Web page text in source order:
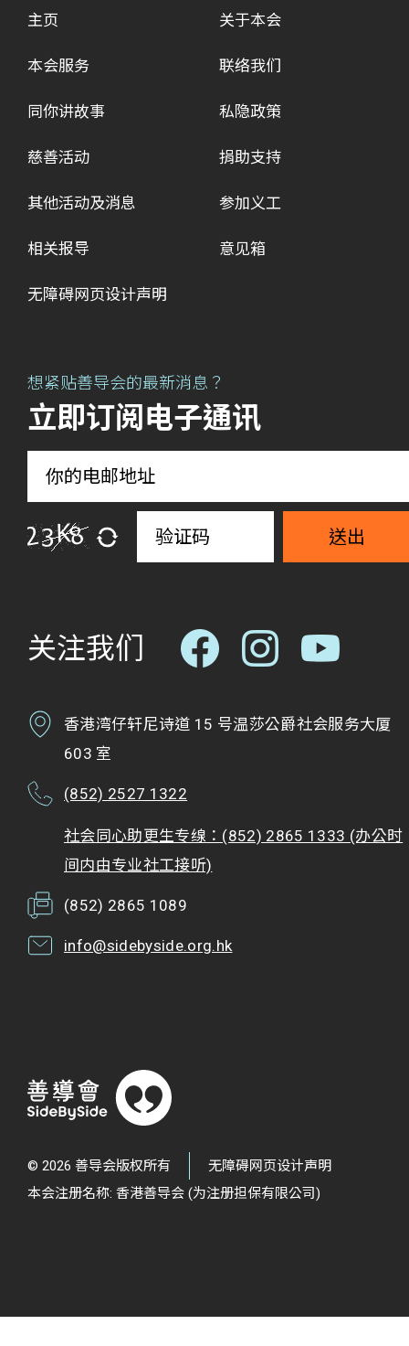
主页
本会服务
同你讲故事
慈善活动
其他活动及消息
相关报导
关于本会
联络我们
私隐政策
捐助支持
参加义工
意见箱
无障碍网页设计声明
想紧贴善导会的最新消息？
立即订阅电子通讯
送出
关注我们
香港湾仔轩尼诗道 15 号温莎公爵社会服务大厦
603 室
(852) 2527 1322
社会同心助更生专缐：(852) 2865 1333 (办公时
间内由专业社工接听)
(852) 2865 1089
info@sidebyside.org.hk
© 2026 善导会版权所有
无障碍网页设计声明
本会注册名称: 香港善导会 (为注册担保有限公司)